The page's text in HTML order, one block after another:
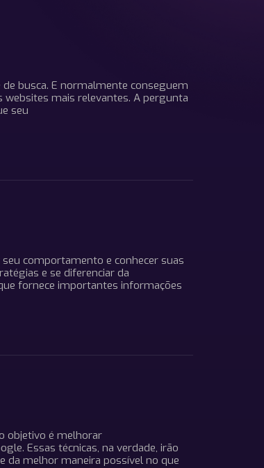
busca. E normalmente conseguem
websites mais relevantes. A pergunta
seu
comportamento e conhecer suas
e se diferenciar da
fornece importantes informações
objetivo é melhorar
Essas técnicas, na verdade, irão
da melhor maneira possível no que